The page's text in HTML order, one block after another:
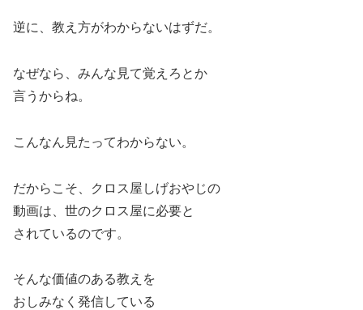
逆に、教え方がわからないはずだ。
なぜなら、みんな見て覚えろとか
言うからね。
こんなん見たってわからない。
だからこそ、クロス屋しげおやじの
動画は、世のクロス屋に必要と
されているのです。
そんな価値のある教えを
おしみなく発信している